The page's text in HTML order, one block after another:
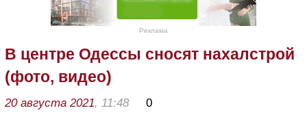
Реклама
В центре Одессы сносят нахалстрой
(фото, видео)
20 августа 2021, 11:48 0